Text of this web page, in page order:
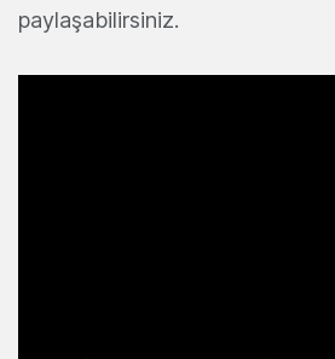
paylaşabilirsiniz.